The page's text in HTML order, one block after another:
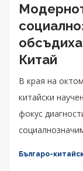
Китай
В края на
китайски
фокус
Българо-